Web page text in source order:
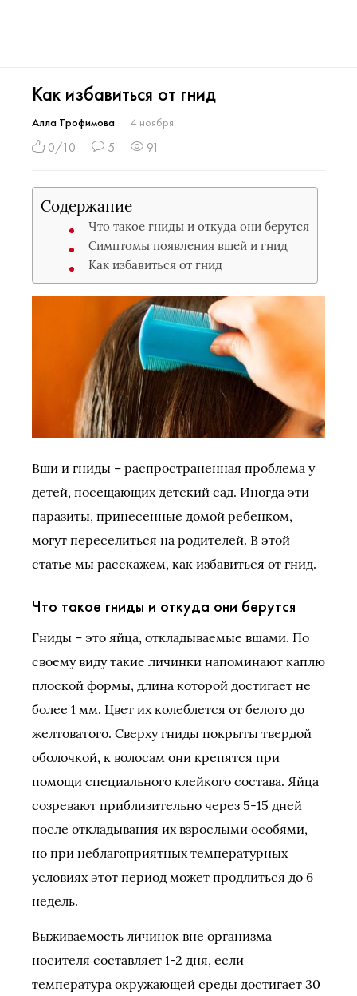
Как избавиться от гнид
Алла Трофимова 4 ноября
0/10 5 91
Содержание
Что такое гниды и откуда они берутся
Симптомы появления вшей и гнид
Как избавиться от гнид
Вши и гниды – распространенная проблема у
детей, посещающих детский сад. Иногда эти
паразиты, принесенные домой ребенком,
могут переселиться на родителей. В этой
статье мы расскажем, как избавиться от гнид.
Что такое гниды и откуда они берутся
Гниды – это яйца, откладываемые вшами. По
своему виду такие личинки напоминают каплю
плоской формы, длина которой достигает не
более 1 мм. Цвет их колеблется от белого до
желтоватого. Сверху гниды покрыты твердой
оболочкой, к волосам они крепятся при
помощи специального клейкого состава. Яйца
созревают приблизительно через 5-15 дней
после откладывания их взрослыми особями,
но при неблагоприятных температурных
условиях этот период может продлиться до 6
недель.
Выживаемость личинок вне организма
носителя составляет 1-2 дня, если
температура окружающей среды достигает 30